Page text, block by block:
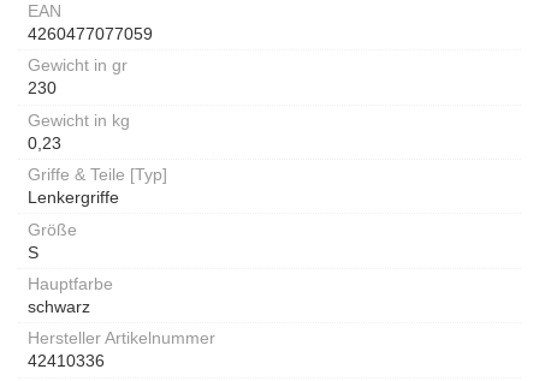
EAN
4260477077059
Gewicht in gr
230
Gewicht in kg
0,23
Griffe & Teile [Typ]
Lenkergriffe
Größe
S
Hauptfarbe
schwarz
Hersteller Artikelnummer
42410336